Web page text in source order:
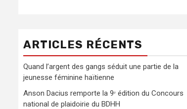
ARTICLES RÉCENTS
Quand l’argent des gangs séduit une partie de la
jeunesse féminine haïtienne
Anson Dacius remporte la 9ᵉ édition du Concours
national de plaidoirie du BDHH